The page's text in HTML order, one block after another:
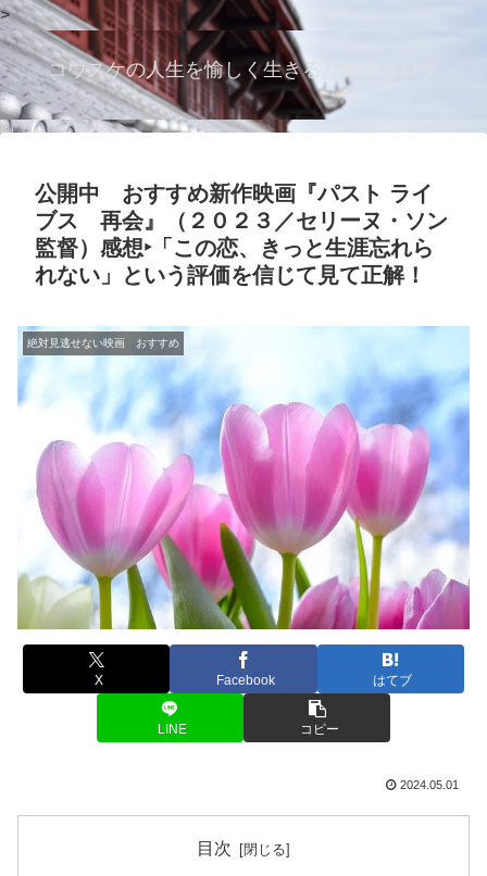
>
コウスケの人生を愉しく生きるためのブログ
公開中 おすすめ新作映画『パスト ライ
ブス 再会』（２０２３／セリーヌ・ソン
監督）感想‣「この恋、きっと生涯忘れら
れない」という評価を信じて見て正解！
絶対見逃せない映画 おすすめ
X Facebook はてブ
LINE コピー
2024.05.01
目次